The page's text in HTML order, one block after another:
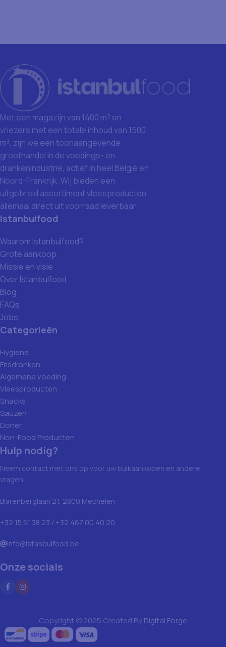
Met een magazijn van 1400 m² en
vriezers met een totale inhoud van 1500
m³, zijn we een toonaangevende
groothandel in de voedings- en
drankenindustrie, actief in heel België en
Noord-Frankrijk. Wij bieden een
uitgebreid assortiment vleesproducten,
allemaal direct uit voorraad leverbaar.
Istanbulfood
Waarom Istanbulfood?
Grote aankoop
Missie en visie
Over Istanbulfood
Blog
FAQs
Jobs
Categorieën
Hygiene
Frisdranken
Algemene voeding
Vleesproducten
Snacks
Sauzen
Doner
Non-Food Producten
Hulp nodig?
Neem contact met ons op voor uw bulkaankopen en andere
vragen.
Blarenberglaan 21, 2800 Mechelen
+32 15 51 38 23 / +32 467 00 40 20
info@istanbulfood.be
Onze socials
Copyright © 2025 Created ByDigital Forge